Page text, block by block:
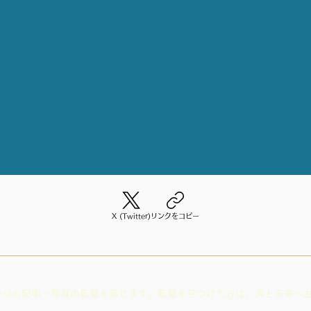
X (Twitter) リンクをコピー
の記事・写真の転載を禁じます。転載を見つけた方は、声と未来へ